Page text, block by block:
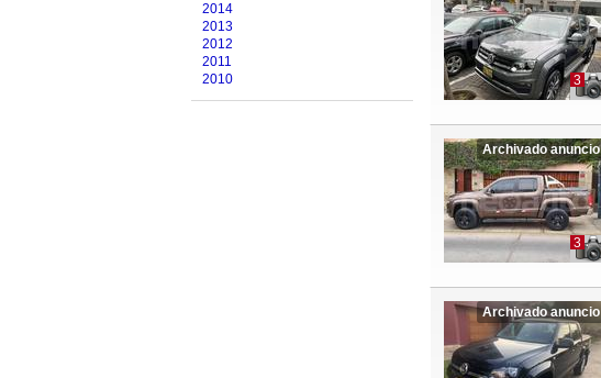
2014
2013
2012
2011
2010
3
Archivado anuncio
3
Archivado anuncio